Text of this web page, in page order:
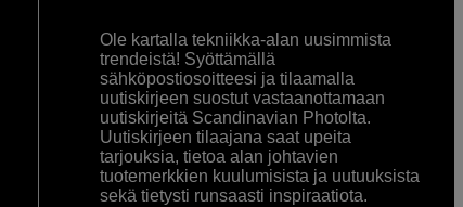
Ole kartalla tekniikka-alan uusimmista
trendeistä! Syöttämällä
sähköpostiosoitteesi ja tilaamalla
uutiskirjeen suostut vastaanottamaan
uutiskirjeitä Scandinavian Photolta.
Uutiskirjeen tilaajana saat upeita
tarjouksia, tietoa alan johtavien
tuotemerkkien kuulumisista ja uutuuksista
sekä tietysti runsaasti inspiraatiota.